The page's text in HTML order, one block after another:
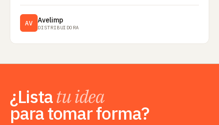
AV Avelimp
DISTRIBUIDORA
¿Listatu idea
para tomar forma?